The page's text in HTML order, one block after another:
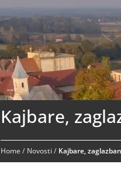
Kajbare,
Home/ Novosti/ Kajbare,